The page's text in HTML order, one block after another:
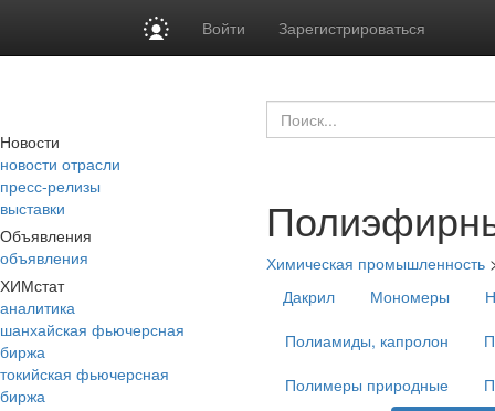
Войти Зарегистрироваться
Новости
новости отрасли
пресс-релизы
выставки
Объявления
объявления
ХИМстат
аналитика
шанхайская фьючерсная
биржа
токийская фьючерсная
биржа
Химическая промышленность
Дакрил
Мономеры
Полиамиды, капролон
Полимеры природные